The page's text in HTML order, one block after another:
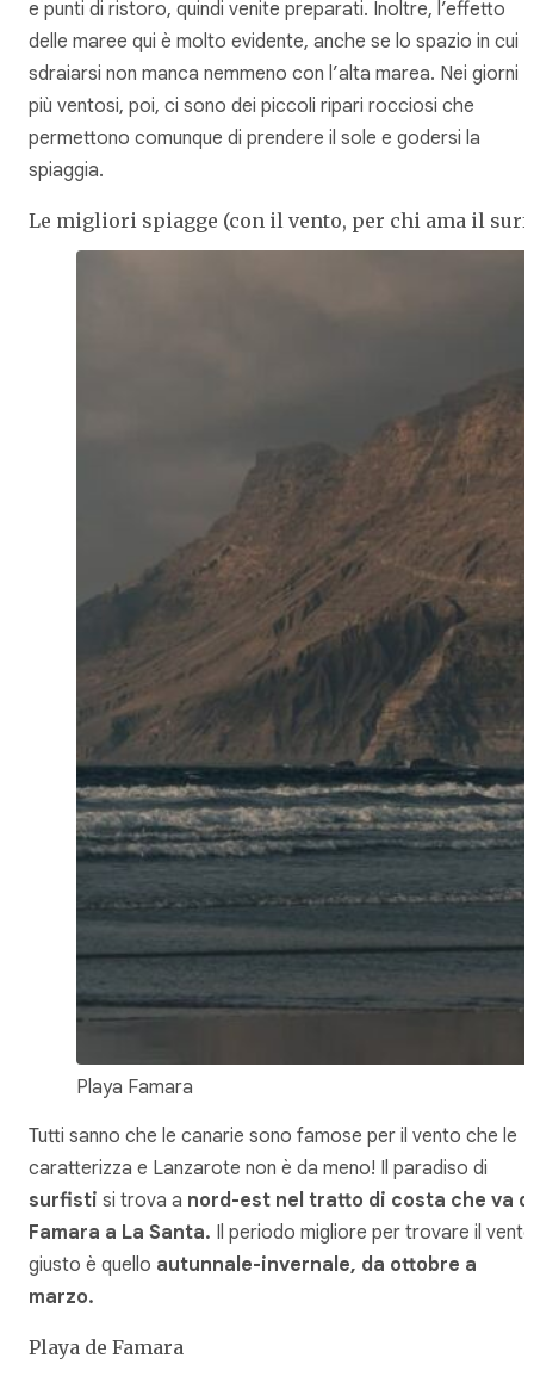
e punti di ristoro, quindi venite preparati. Inoltre, l’effetto
delle maree qui è molto evidente, anche se lo spazio in cui
sdraiarsi non manca nemmeno con l’alta marea. Nei giorni
più ventosi, poi, ci sono dei piccoli ripari rocciosi che
permettono comunque di prendere il sole e godersi la
spiaggia.
Le migliori spiagge (con il vento, per chi ama il
Playa Famara
Tutti sanno che le canarie sono famose per il vento che le
caratterizza e Lanzarote non è da meno! Il paradiso di
surfisti si trova a nord-est nel tratto di costa che va
Famara a La Santa. Il periodo migliore per trovare il vento
giusto è quello autunnale-invernale, da ottobre a
marzo.
Playa de Famara